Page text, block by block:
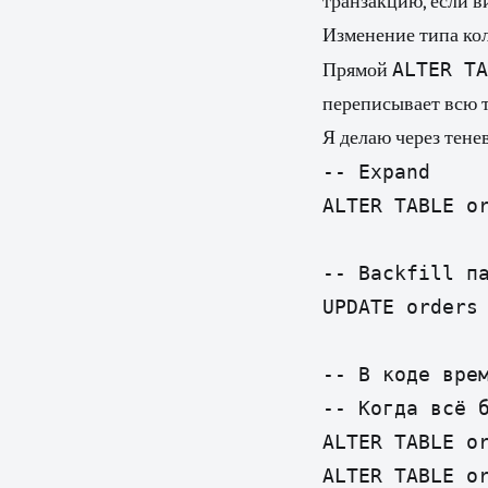
Изменение типа
Прямой ALTER
переписывает всю
Я делаю через
-- Expand
ALTER TABLE
-- Backfill
UPDATE
-- В коде
-- Когда всё
ALTER TABLE
ALTER TABLE